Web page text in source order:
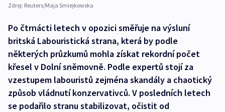
Zdroj: Reuters/Maja Smiejkowska
Po čtrnácti letech v opozici směřuje na výsluní
britská Labouristická strana, která by podle
některých průzkumů mohla získat rekordní počet
křesel v Dolní sněmovně. Podle expertů stojí za
vzestupem labouristů zejména skandály a chaotický
způsob vládnutí konzervativců. V posledních letech
se podařilo stranu stabilizovat, očistit od